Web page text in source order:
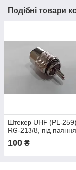
Подібні товари
Штекер UHF (PL-259)
RG-213/8, під паяння
100 ₴